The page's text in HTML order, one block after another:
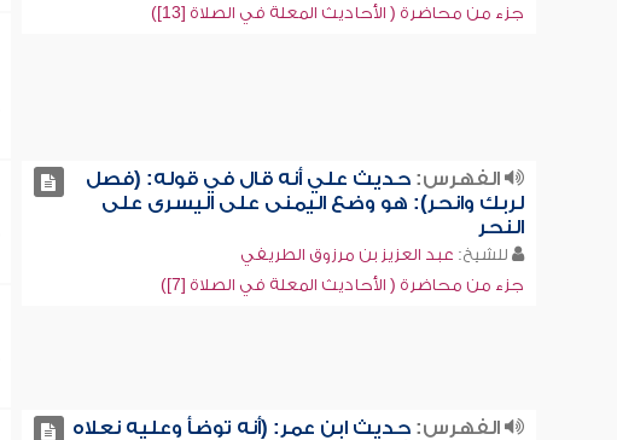
جزء من محاضرة ( الأحاديث المعلة في الصلاة [13])
الفهرس:حديث علي أنه قال في قوله: (فصل
لربك وانحر): هو وضع اليمنى على اليسرى على
النحر
للشيخ: عبد العزيز بن مرزوق الطريفي
جزء من محاضرة ( الأحاديث المعلة في الصلاة [7])
الفهرس:حديث ابن عمر: (أنه توضأ وعليه نعلاه